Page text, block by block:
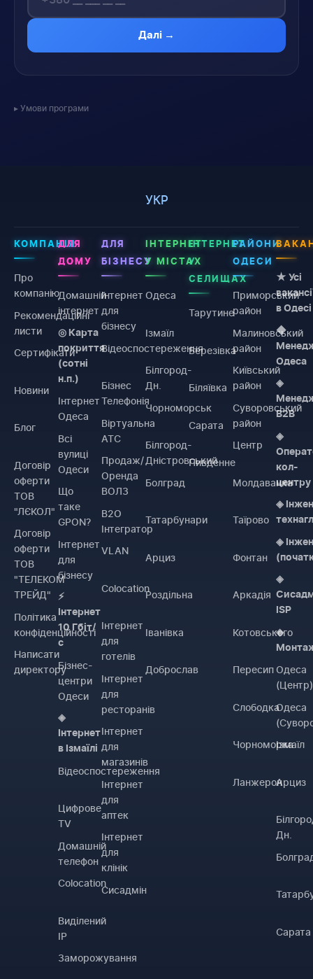
Далі →
Умови програми
УКР
КОМПАНІЯ
Про
компанію
Рекомендаційні
листи
Сертифікати
Новини
Блог
Договiр
оферти
ТОВ
"ЛЄКОЛ"
Договiр
оферти
ТОВ
"ТЕЛЕКОМ
ТРЕЙД"
Політика
конфіденційності
Написати
директору
ДЛЯ
ДОМУ
Домашній
інтернет
◎ Карта
покриття
(сотні
н.п.)
Інтернет
Одеса
Всі
вулиці
Одеси
Що
таке
GPON?
Інтернет
для
бізнесу
⚡
Інтернет
10 Гбіт/
с
Бізнес-
центри
Одеси
◈
Інтернет
в Ізмаїлі
Відеоспостереження
Цифрове
TV
Домашній
телефон
Colocation
Виділений
IP
Заморожування
ДЛЯ
БІЗНЕСУ
Інтернет
для
бізнесу
Відеоспостереження
Бізнес
Телефонія
Віртуальна
АТС
Продаж/
Оренда
ВОЛЗ
B2O
Інтегратор
VLAN
Colocation
Інтернет
для
готелів
Інтернет
для
ресторанів
Інтернет
для
магазинів
Інтернет
для
аптек
Інтернет
для
клінік
Сисадмін
ІНТЕРНЕТ
У МІСТАХ
Одеса
Ізмаїл
Білгород-
Дн.
Чорноморськ
Білгород-
Дністровський
Болград
Татарбунари
Арциз
Роздільна
Іванівка
Доброслав
ІНТЕРНЕТ
У
СЕЛИЩАХ
Тарутине
Березівка
Біляївка
Сарата
Пивденне
РАЙОНИ
ОДЕСИ
Приморський
район
Малиновський
район
Київський
район
Суворовський
район
Центр
Молдаванка
Таїрово
Фонтан
Аркадія
Котовського
Пересип
Слободка
Чорноморка
Ланжерон
★ Усі
в Одесі
◆
Одеса
◈
B2B
◈
кол-
центру
◈
◈
◈
ISP
◈
Одеса
(Центр)
Одеса
Ізмаїл
Арциз
Дн.
Сарата